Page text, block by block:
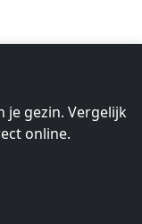
je gezin. Vergelijk
online.